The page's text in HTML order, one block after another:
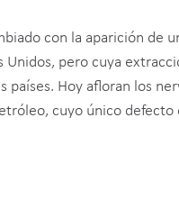
con la aparición de
pero cuya
países. Hoy afloran los
cuyo único